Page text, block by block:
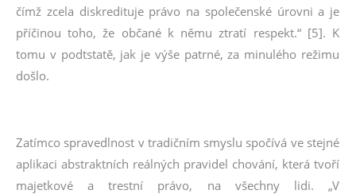
čímž zcela diskredituje právo na společenské úrovni a je
příčinou toho, že občané k němu ztratí respekt.“ [5]. K
tomu v podtstatě, jak je výše patrné, za minulého režimu
došlo.
Zatímco spravedlnost v tradičním smyslu spočívá ve stejné
aplikaci abstraktních reálných pravidel chování, která tvoří
majetkové a trestní právo, na všechny lidi. „V